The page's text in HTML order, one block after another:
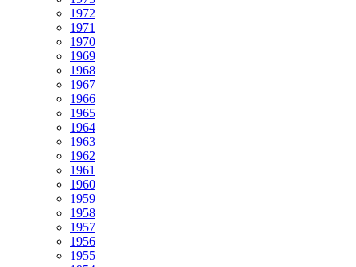
1972
1971
1970
1969
1968
1967
1966
1965
1964
1963
1962
1961
1960
1959
1958
1957
1956
1955